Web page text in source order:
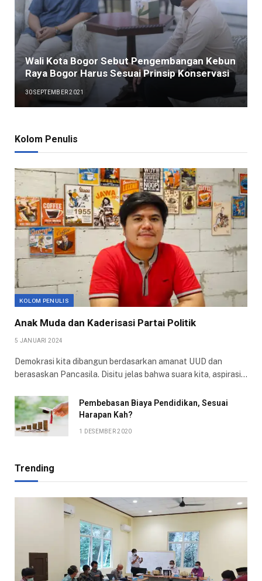
Wali Kota Bogor Sebut Pengembangan Kebun
Raya Bogor Harus Sesuai Prinsip Konservasi
30 SEPTEMBER 2021
Kolom Penulis
KOLOM PENULIS
Anak Muda dan Kaderisasi Partai Politik
5 JANUARI 2024
Demokrasi kita dibangun berdasarkan amanat UUD dan
berasaskan Pancasila. Disitu jelas bahwa suara kita, aspirasi…
Pembebasan Biaya Pendidikan, Sesuai
Harapan Kah?
1 DESEMBER 2020
Trending